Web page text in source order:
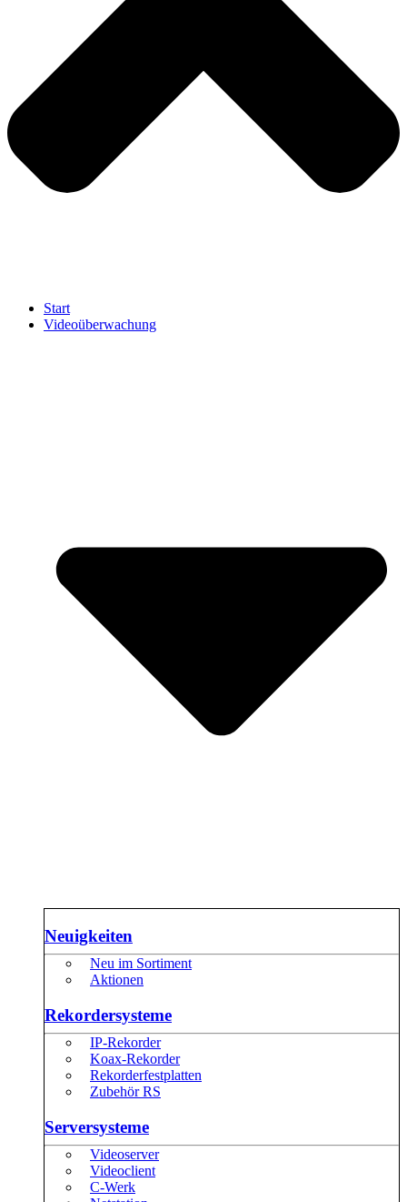
Start
Videoüberwachung
Neuigkeiten
Neu im Sortiment
Aktionen
Rekordersysteme
IP-Rekorder
Koax-Rekorder
Rekorderfestplatten
Zubehör RS
Serversysteme
Videoserver
Videoclient
C-Werk